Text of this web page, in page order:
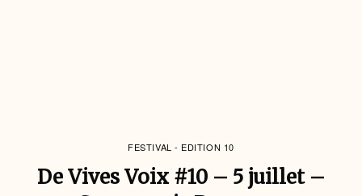
FESTIVAL - EDITION 10
De Vives Voix #10 – 5 juillet –